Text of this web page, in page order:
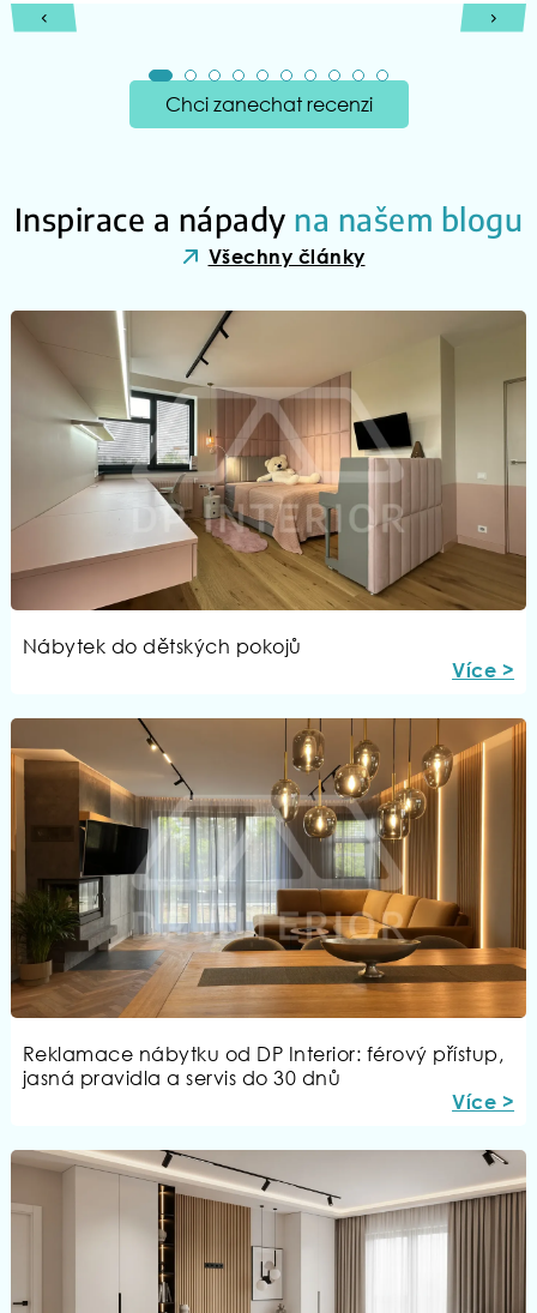
Chci zanechat recenzi
Inspirace a nápady na našem blogu
Všechny články
Nábytek do dětských pokojů
Více >
Reklamace nábytku od DP Interior: férový přístup,
jasná pravidla a servis do 30 dnů
Více >